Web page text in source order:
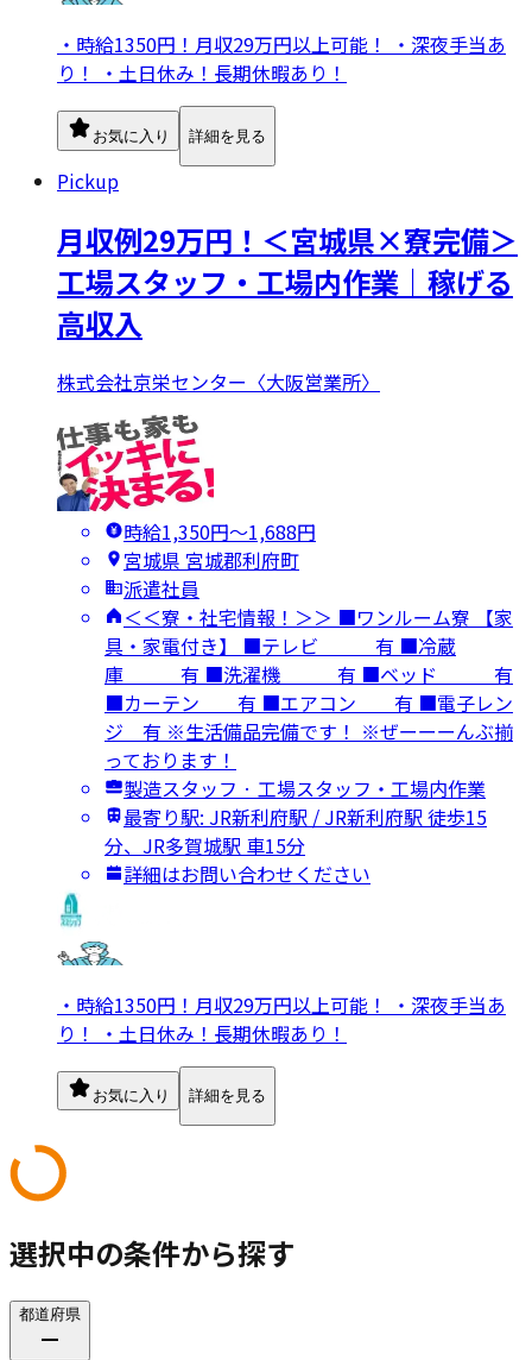
・時給1350円！月収29万円以上可能！ ・深夜手当あ
り！ ・土日休み！長期休暇あり！
お気に入り 詳細を見る
Pickup
月収例29万円！＜宮城県×寮完備＞
工場スタッフ・工場内作業｜稼げる
高収入
株式会社京栄センター〈大阪営業所〉
時給1,350円〜1,688円
宮城県 宮城郡利府町
派遣社員
＜＜寮・社宅情報！＞＞ ■ワンルーム寮 【家
具・家電付き】 ■テレビ 有 ■冷蔵
庫 有 ■洗濯機 有 ■ベッド 有
■カーテン 有 ■エアコン 有 ■電子レン
ジ 有 ※生活備品完備です！ ※ぜーーーんぶ揃
っております！
製造スタッフ · 工場スタッフ・工場内作業
最寄り駅: JR新利府駅 / JR新利府駅 徒歩15
分、JR多賀城駅 車15分
詳細はお問い合わせください
・時給1350円！月収29万円以上可能！ ・深夜手当あ
り！ ・土日休み！長期休暇あり！
お気に入り 詳細を見る
選択中の条件から探す
都道府県